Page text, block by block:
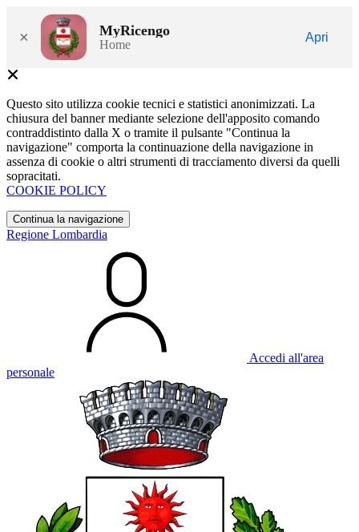
× MyRicengo
Home
Apri
Questo sito utilizza cookie tecnici e statistici anonimizzati. La
chiusura del banner mediante selezione dell'apposito comando
contraddistinto dalla X o tramite il pulsante "Continua la
navigazione" comporta la continuazione della navigazione in
assenza di cookie o altri strumenti di tracciamento diversi da quelli
sopracitati.
COOKIE POLICY
Continua la navigazione
Regione Lombardia
Accedi all'area
personale